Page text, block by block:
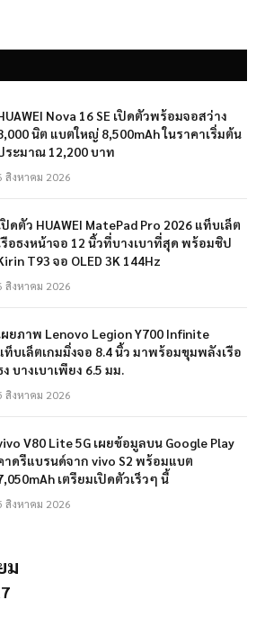
Nova 16 SE เปิดตัวพร้อมจอสว่าง
นิต แบตใหญ่ 8,500mAh ในราคาเริ่มต้น
ระมาณ 12,200 บาท
สิงหาคม 2026
ปิดตัว HUAWEI MatePad Pro 2026 แท็บเล็ต
รือธงหน้าจอ 12 นิ้วที่บางเบาที่สุด พร้อมชิป
T93 จอ OLED 3K 144Hz
สิงหาคม 2026
ผยภาพ Lenovo Legion Y700 Infinite
ท็บเล็ตเกมมิ่งจอ 8.4 นิ้ว มาพร้อมขุมพลังเรือ
ง บางเบาเพียง 6.5 มม.
สิงหาคม 2026
V80 Lite 5G เผยข้อมูลบน Google Play
าดรีแบรนด์จาก vivo S2 พร้อมแบต
เตรียมเปิดตัวเร็วๆ นี้
สิงหาคม 2026
ม